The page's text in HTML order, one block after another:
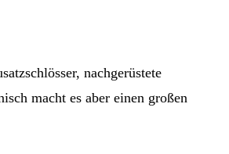
nachgerüstete
macht es aber einen großen